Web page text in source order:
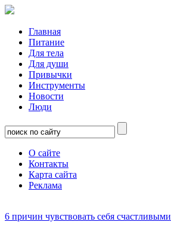
Главная
Питание
Для тела
Для души
Привычки
Инструменты
Новости
Люди
О сайте
Контакты
Карта сайта
Реклама
6 причин чувствовать себя счастливыми